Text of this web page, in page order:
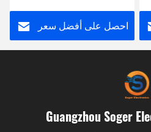
احصل على أفضل سعر
Guangzhou Soger